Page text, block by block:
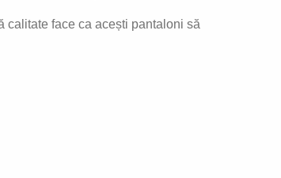
calitate face ca acești pantaloni să